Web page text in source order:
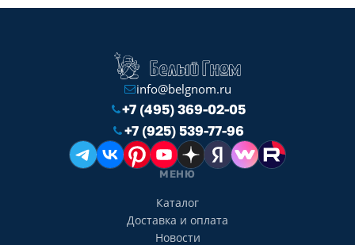
info@belgnom.ru
+7 (495) 369-02-05
+7 (925) 539-77-96
МЕНЮ
Каталог
Доставка и оплата
Новости